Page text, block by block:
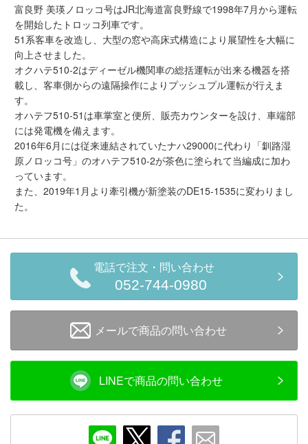
お役立ち情報
鉄道模型の情報 商品レビュー
メルマガ登録 LINEお友達登録
ご注文方法
ログイン/マイページ
お気に入りリスト
新規会員登録
会員ランクについて
富良野 美瑛ノロッコ号はJR北海道富良野線で1998年7月から運転
を開始したトロッコ列車です。
51系客車を改造し、大型の窓や高床式構造により展望性を大幅に
向上させました。
オクハテ510-2はディーゼル機関車の総括運転が出来る機器を搭
載し、客車側からの遠隔操作によりプッシュプル運転が行えま
す。
オハテフ510-51は車掌室と便所、販売カウンターを設け、車端部
には発電機を備えます。
2016年6月には従来連結されていたナハ29000に代わり「釧路湿
原ノロッコ号」のオハテフ510-2が茶色に塗られて当編成に加わ
っています。
また、2019年1月より牽引機が新塗装のDE15-1535に変わりまし
た。
電話で注文・問い合わせ
052-744-0980
メールで商品の問い合わせ
LINEで商品の問い合わせ